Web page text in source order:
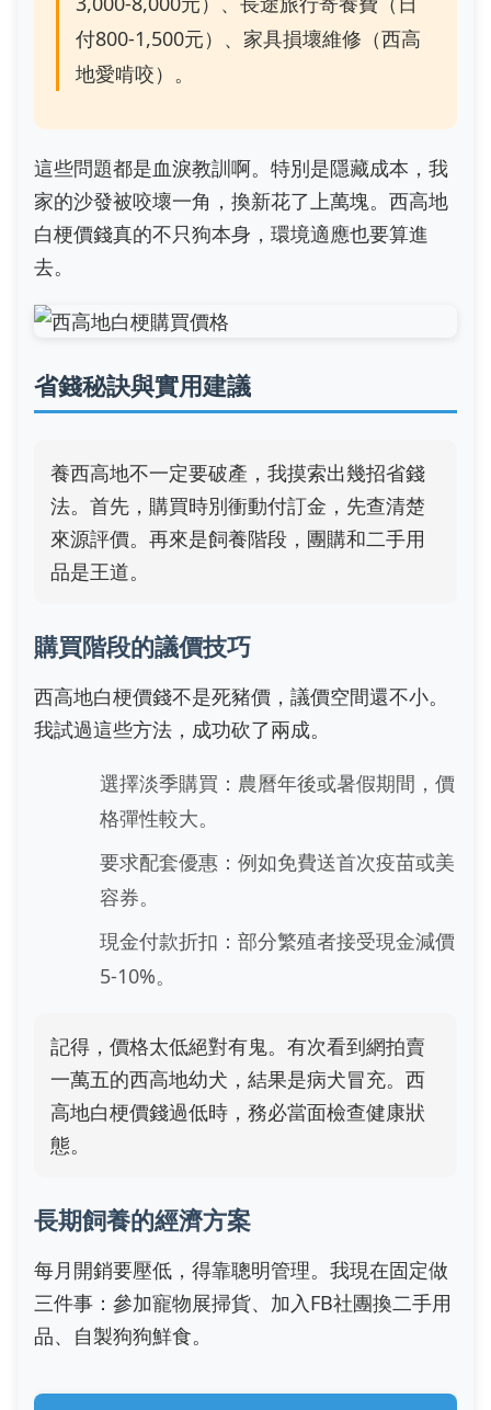
付800-1,500元）、家具損壞維修（西高
地愛啃咬）。
這些問題都是血淚教訓啊。特別是隱藏成本，我
家的沙發被咬壞一角，換新花了上萬塊。西高地
白梗價錢真的不只狗本身，環境適應也要算進
去。
省錢秘訣與實用建議
養西高地不一定要破產，我摸索出幾招省錢
法。首先，購買時別衝動付訂金，先查清楚
來源評價。再來是飼養階段，團購和二手用
品是王道。
購買階段的議價技巧
西高地白梗價錢不是死豬價，議價空間還不小。
我試過這些方法，成功砍了兩成。
選擇淡季購買：農曆年後或暑假期間，價
格彈性較大。
要求配套優惠：例如免費送首次疫苗或美
容券。
現金付款折扣：部分繁殖者接受現金減價
5-10%。
記得，價格太低絕對有鬼。有次看到網拍賣
一萬五的西高地幼犬，結果是病犬冒充。西
高地白梗價錢過低時，務必當面檢查健康狀
態。
長期飼養的經濟方案
每月開銷要壓低，得靠聰明管理。我現在固定做
三件事：參加寵物展掃貨、加入FB社團換二手用
品、自製狗狗鮮食。